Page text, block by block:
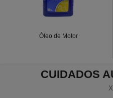
Óleo de Motor
CUIDADOS